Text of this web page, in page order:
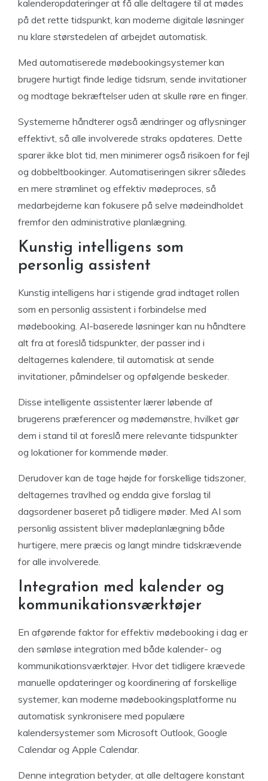
kalenderopdateringer at få alle deltagere til at mødes
på det rette tidspunkt, kan moderne digitale løsninger
nu klare størstedelen af arbejdet automatisk.
Med automatiserede mødebookingsystemer kan
brugere hurtigt finde ledige tidsrum, sende invitationer
og modtage bekræftelser uden at skulle røre en finger.
Systemerne håndterer også ændringer og aflysninger
effektivt, så alle involverede straks opdateres. Dette
sparer ikke blot tid, men minimerer også risikoen for fejl
og dobbeltbookinger. Automatiseringen sikrer således
en mere strømlinet og effektiv mødeproces, så
medarbejderne kan fokusere på selve mødeindholdet
fremfor den administrative planlægning.
Kunstig intelligens som
personlig assistent
Kunstig intelligens har i stigende grad indtaget rollen
som en personlig assistent i forbindelse med
mødebooking. AI-baserede løsninger kan nu håndtere
alt fra at foreslå tidspunkter, der passer ind i
deltagernes kalendere, til automatisk at sende
invitationer, påmindelser og opfølgende beskeder.
Disse intelligente assistenter lærer løbende af
brugerens præferencer og mødemønstre, hvilket gør
dem i stand til at foreslå mere relevante tidspunkter
og lokationer for kommende møder.
Derudover kan de tage højde for forskellige tidszoner,
deltagernes travlhed og endda give forslag til
dagsordener baseret på tidligere møder. Med AI som
personlig assistent bliver mødeplanlægning både
hurtigere, mere præcis og langt mindre tidskrævende
for alle involverede.
Integration med kalender og
kommunikationsværktøjer
En afgørende faktor for effektiv mødebooking i dag er
den sømløse integration med både kalender- og
kommunikationsværktøjer. Hvor det tidligere krævede
manuelle opdateringer og koordinering af forskellige
systemer, kan moderne mødebookingsplatforme nu
automatisk synkronisere med populære
kalendersystemer som Microsoft Outlook, Google
Calendar og Apple Calendar.
Denne integration betyder, at alle deltagere konstant